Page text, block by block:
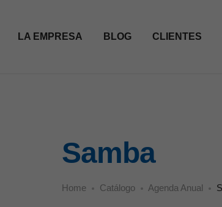
LA EMPRESA BLOG CLIENTES
Samba
Home Catálogo Agenda Anual